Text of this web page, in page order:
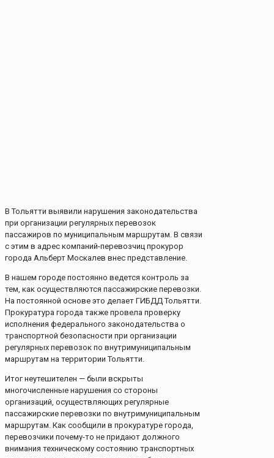
В Тольятти выявили нарушения законодательства
при организации регулярных перевозок
пассажиров по муниципальным маршрутам. В связи
с этим в адрес компаний-перевозчиц прокурор
города Альберт Москалев внес представление.
В нашем городе постоянно ведется контроль за
тем, как осуществляются пассажирские перевозки.
На постоянной основе это делает ГИБДД Тольятти.
Прокуратура города также провела проверку
исполнения федерального законодательства о
транспортной безопасности при организации
регулярных перевозок по внутримуниципальным
маршрутам на территории Тольятти.
Итог неутешителен — были вскрыты
многочисленные нарушения со стороны
организаций, осуществляющих регулярные
пассажирские перевозки по внутримуниципальным
маршрутам. Как сообщили в прокуратуре города,
перевозчики почему-то не придают должного
внимания техническому состоянию транспортных